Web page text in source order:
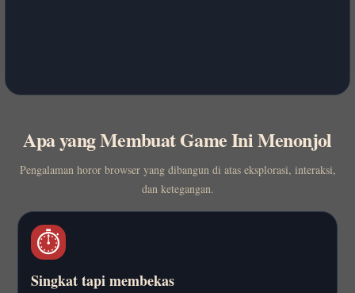
Apa yang Membuat Game Ini Menonjol
Pengalaman horor browser yang dibangun di atas eksplorasi, interaksi,
dan ketegangan.
⏱️
Singkat tapi membekas